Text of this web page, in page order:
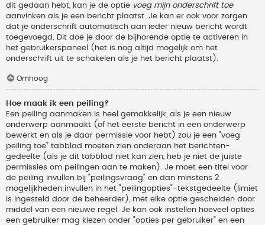
dit gedaan hebt, kan je de optie voeg mijn onderschrift toe
aanvinken als je een bericht plaatst. Je kan er ook voor zorgen
dat je onderschrift automatisch aan ieder nieuw bericht wordt
toegevoegd. Dit doe je door de bijhorende optie te activeren in
het gebruikerspaneel (het is nog altijd mogelijk om het
onderschrift uit te schakelen als je het bericht plaatst).
Omhoog
Hoe maak ik een peiling?
Een peiling aanmaken is heel gemakkelijk, als je een nieuw
onderwerp aanmaakt (of het eerste bericht in een onderwerp
bewerkt en als je daar permissie voor hebt) zou je een "voeg
peiling toe" tabblad moeten zien onderaan het berichten-
gedeelte (als je dit tabblad niet kan zien, heb je niet de juiste
permissies om peilingen aan te maken). Je moet een titel voor
de peiling invullen bij "peilingsvraag" en dan minstens 2
mogelijkheden invullen in het "peilingopties"-tekstgedeelte (limiet
is ingesteld door de beheerder), met elke optie gescheiden door
middel van een nieuwe regel. Je kan ook instellen hoeveel opties
een gebruiker mag kiezen onder "opties per gebruiker" en een